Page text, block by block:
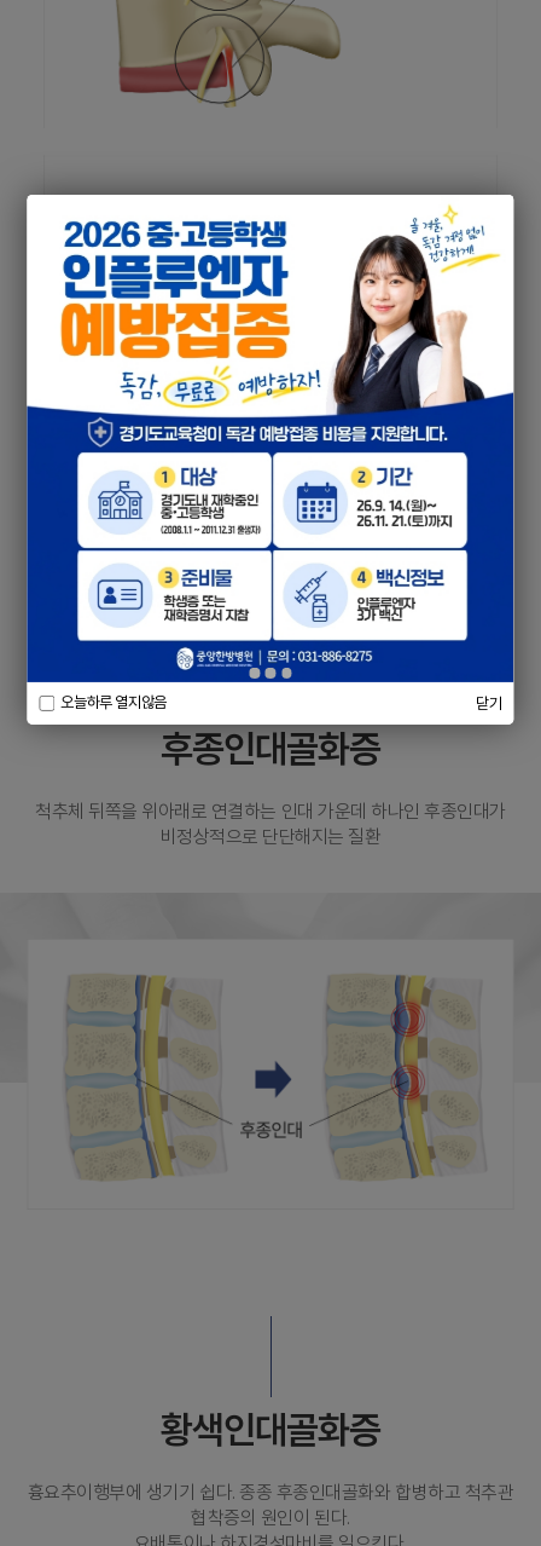
오늘하루 열지않음 닫기
후종인대골화증
척추체 뒤쪽을 위아래로 연결하는 인대 가운데 하나인 후종인대가
비정상적으로 단단해지는 질환
황색인대골화증
흉요추이행부에 생기기 쉽다. 종종 후종인대골화와 합병하고 척추관
협착증의 원인이 된다.